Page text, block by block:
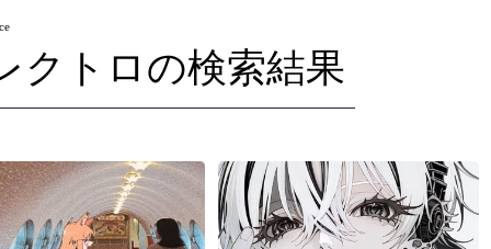
SSW #ロック #男性シンガー #HR/HM #女性シンガー
クトロの検索結果